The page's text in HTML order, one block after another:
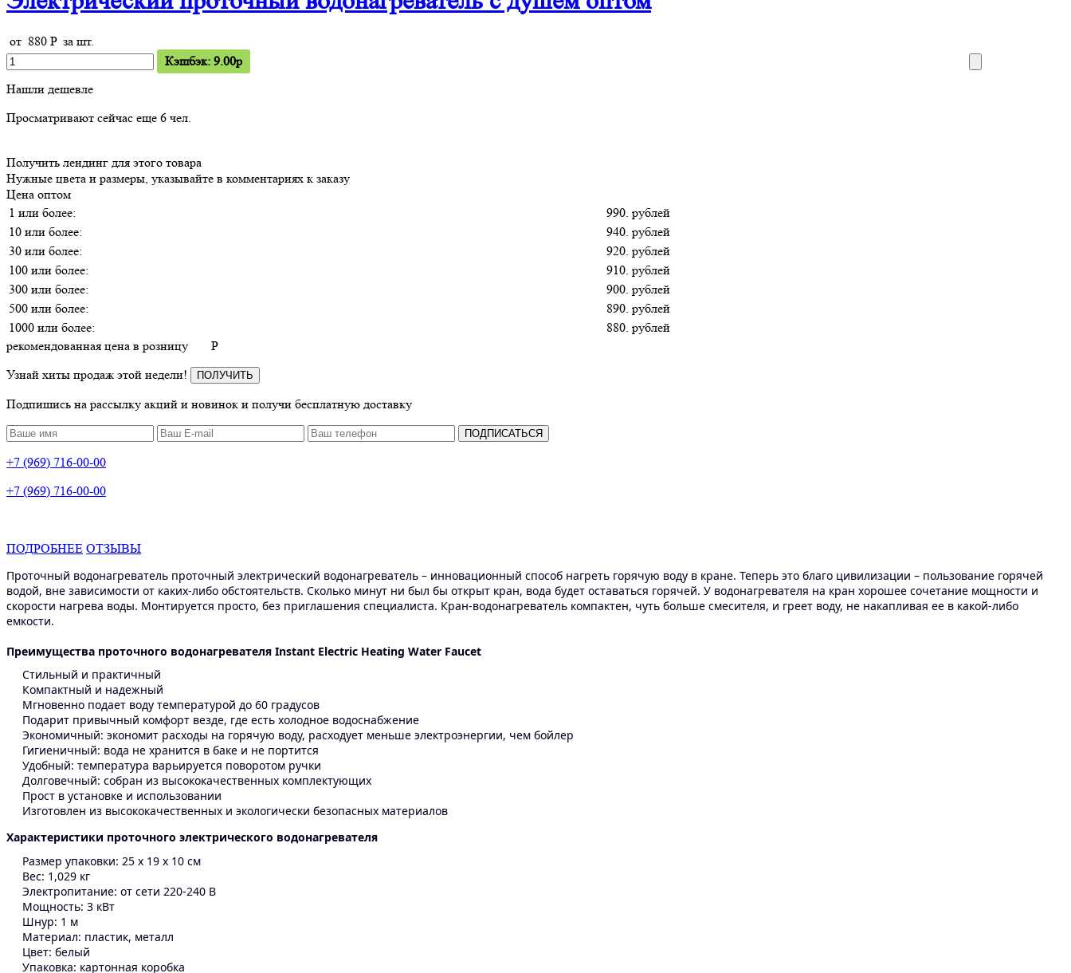
от 880 Pза шт.
Кэшбэк: 9.00p
Нашли дешевле
Просматривают сейчас еще 6 чел.
Получить лендинг для этого товара
Нужные цвета и размеры, указывайте в комментариях к заказу
Цена оптом
1 или более:
990. рублей
10 или более:
940. рублей
30 или более:
920. рублей
100 или более:
910. рублей
300 или более:
900. рублей
500 или более:
890. рублей
1000 или более:
880. рублей
рекомендованная цена в розницу
P
Узнай хиты продаж этой недели!
ПОЛУЧИТЬ
Подпишись на рассылку акций и новинок и получи бесплатную доставку
ПОДПИСАТЬСЯ
+7 (969) 716-00-00
+7 (969) 716-00-00
ПОДРОБНЕЕ ОТЗЫВЫ
Проточный водонагреватель проточный электрический водонагреватель – инновационный способ нагреть горячую воду в кране. Теперь это благо цивилизации – пользование горячей
водой, вне зависимости от каких-либо обстоятельств. Сколько минут ни был бы открыт кран, вода будет оставаться горячей. У водонагревателя на кран хорошее сочетание мощности и
скорости нагрева воды. Монтируется просто, без приглашения специалиста. Кран-водонагреватель компактен, чуть больше смесителя, и греет воду, не накапливая ее в какой-либо
емкости.
Преимущества проточного водонагревателя Instant Electric Heating Water Faucet
Стильный и практичный
Компактный и надежный
Мгновенно подает воду температурой до 60 градусов
Подарит привычный комфорт везде, где есть холодное водоснабжение
Экономичный: экономит расходы на горячую воду, расходует меньше электроэнергии, чем бойлер
Гигиеничный: вода не хранится в баке и не портится
Удобный: температура варьируется поворотом ручки
Долговечный: собран из высококачественных комплектующих
Прост в установке и использовании
Изготовлен из высококачественных и экологически безопасных материалов
Характеристики проточного электрического водонагревателя
Размер упаковки: 25 х 19 х 10 см
Вес: 1,029 кг
Электропитание: от сети 220‑240 В
Мощность: 3 кВт
Шнур: 1 м
Материал: пластик, металл
Цвет: белый
Упаковка: картонная коробка